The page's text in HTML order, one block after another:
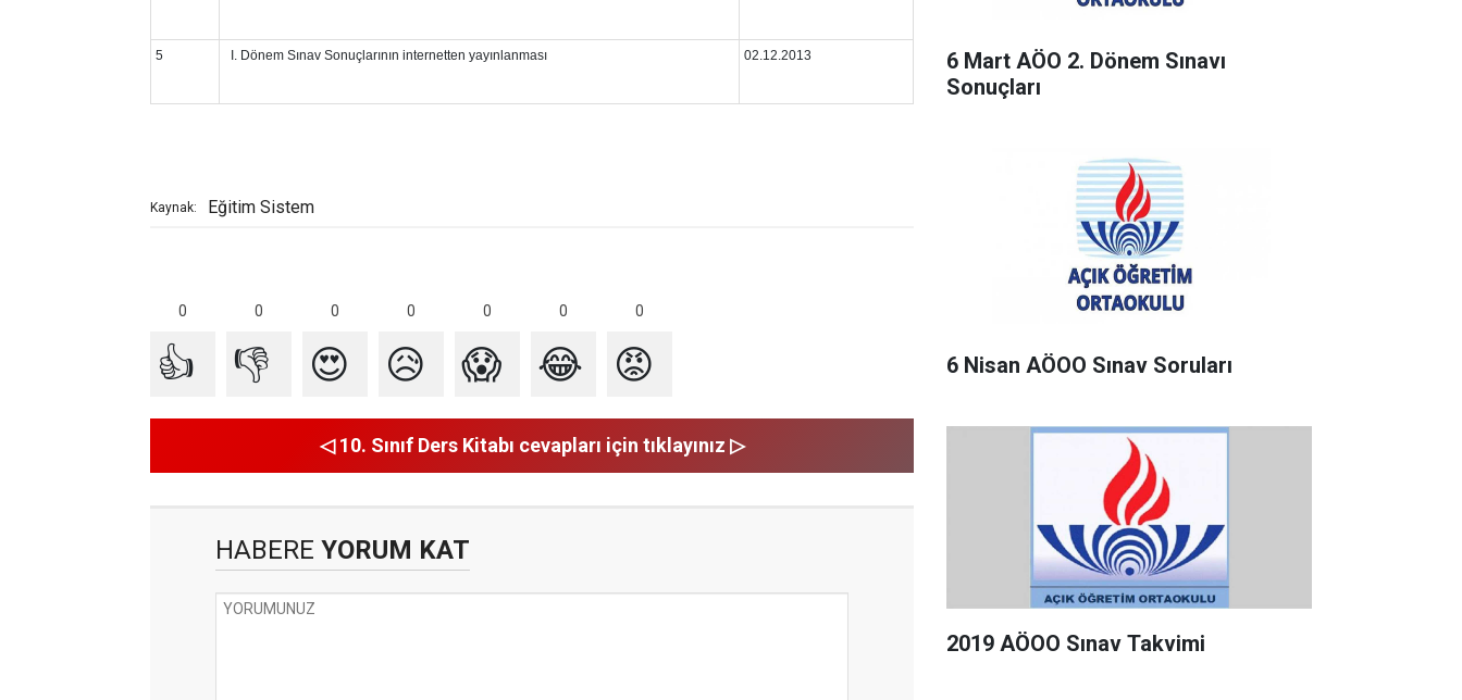
5 I. Dönem Sınav Sonuçlarının internetten yayınlanması 02.12.2013
Kaynak: Eğitim Sistem
0 0 0 0 0 0 0
👍 👎 😍 😥 😱 😂 😡
◁ 10. Sınıf Ders Kitabı cevapları için tıklayınız ▷
HABERE YORUM KAT
6 Mart AÖO 2. Dönem Sınavı
Sonuçları
6 Nisan AÖOO Sınav Soruları
2019 AÖOO Sınav Takvimi